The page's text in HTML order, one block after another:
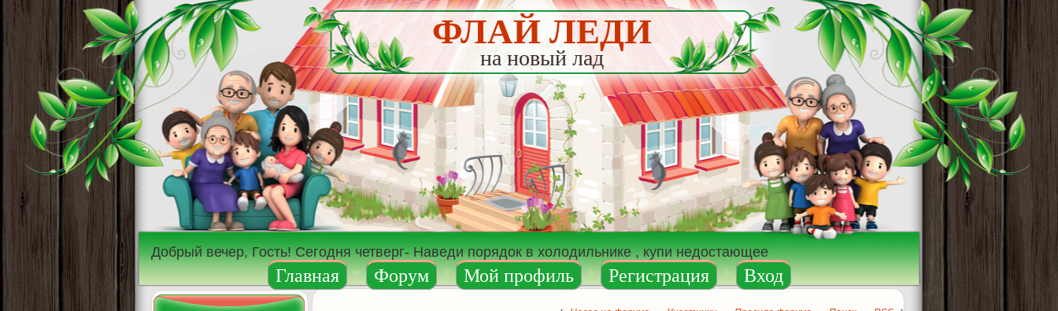
ФЛАЙ ЛЕДИ
на новый лад
Добрый вечер, Гость! Сегодня четверг- Наведи порядок в холодильнике , купи недостающее
Главная * Форум * Мой профиль * Регистрация * Вход